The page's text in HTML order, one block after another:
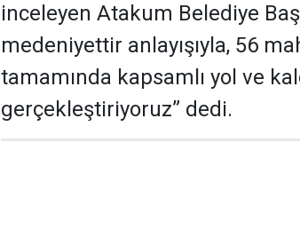
inceleyen Atakum Belediye
medeniyettir anlayışıyla, 56
tamamında kapsamlı yol ve
gerçekleştiriyoruz” dedi.